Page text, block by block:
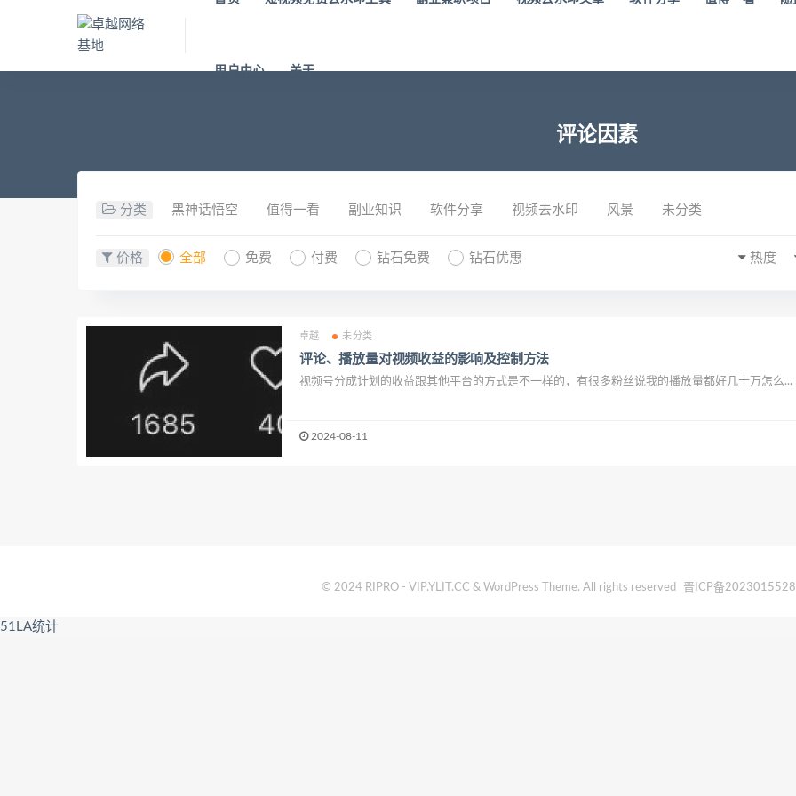
用户中心 关于
评论因素
分类 黑神话悟空 值得一看 副业知识 软件分享 视频去水印 风景 未分类
价格 全部 免费 付费 钻石免费 钻石优惠 热度
卓越 未分类
评论、播放量对视频收益的影响及控制方法
视频号分成计划的收益跟其他平台的方式是不一样的，有很多粉丝说我的播放量都好几十万怎么...
2024-08-11
© 2024 RIPRO - VIP.YLIT.CC & WordPress Theme. All rights reserved 晋ICP备
51LA统计